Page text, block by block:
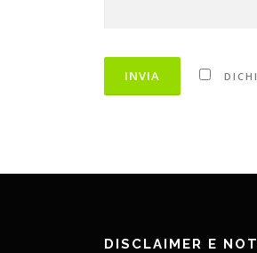
DISCLAIMER E